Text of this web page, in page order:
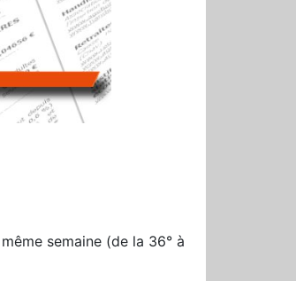
semaine (de la 36° à